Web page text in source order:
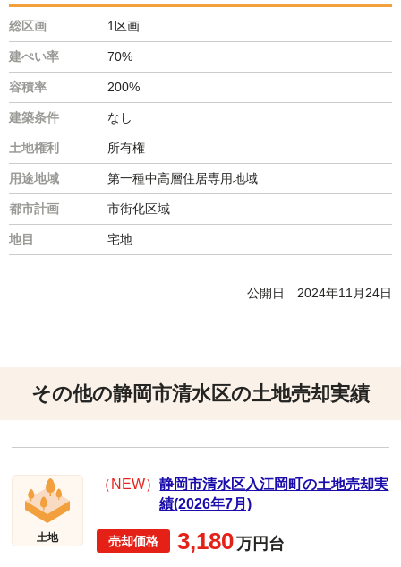
総区画 1区画
建ぺい率 70%
容積率 200%
建築条件 なし
土地権利 所有権
用途地域 第一種中高層住居専用地域
都市計画 市街化区域
地目 宅地
公開日 2024年11月24日
その他の静岡市清水区の土地売却実績
土地
（NEW）静岡市清水区入江岡町の土地売却実
績(2026年7月)
3,180万円台